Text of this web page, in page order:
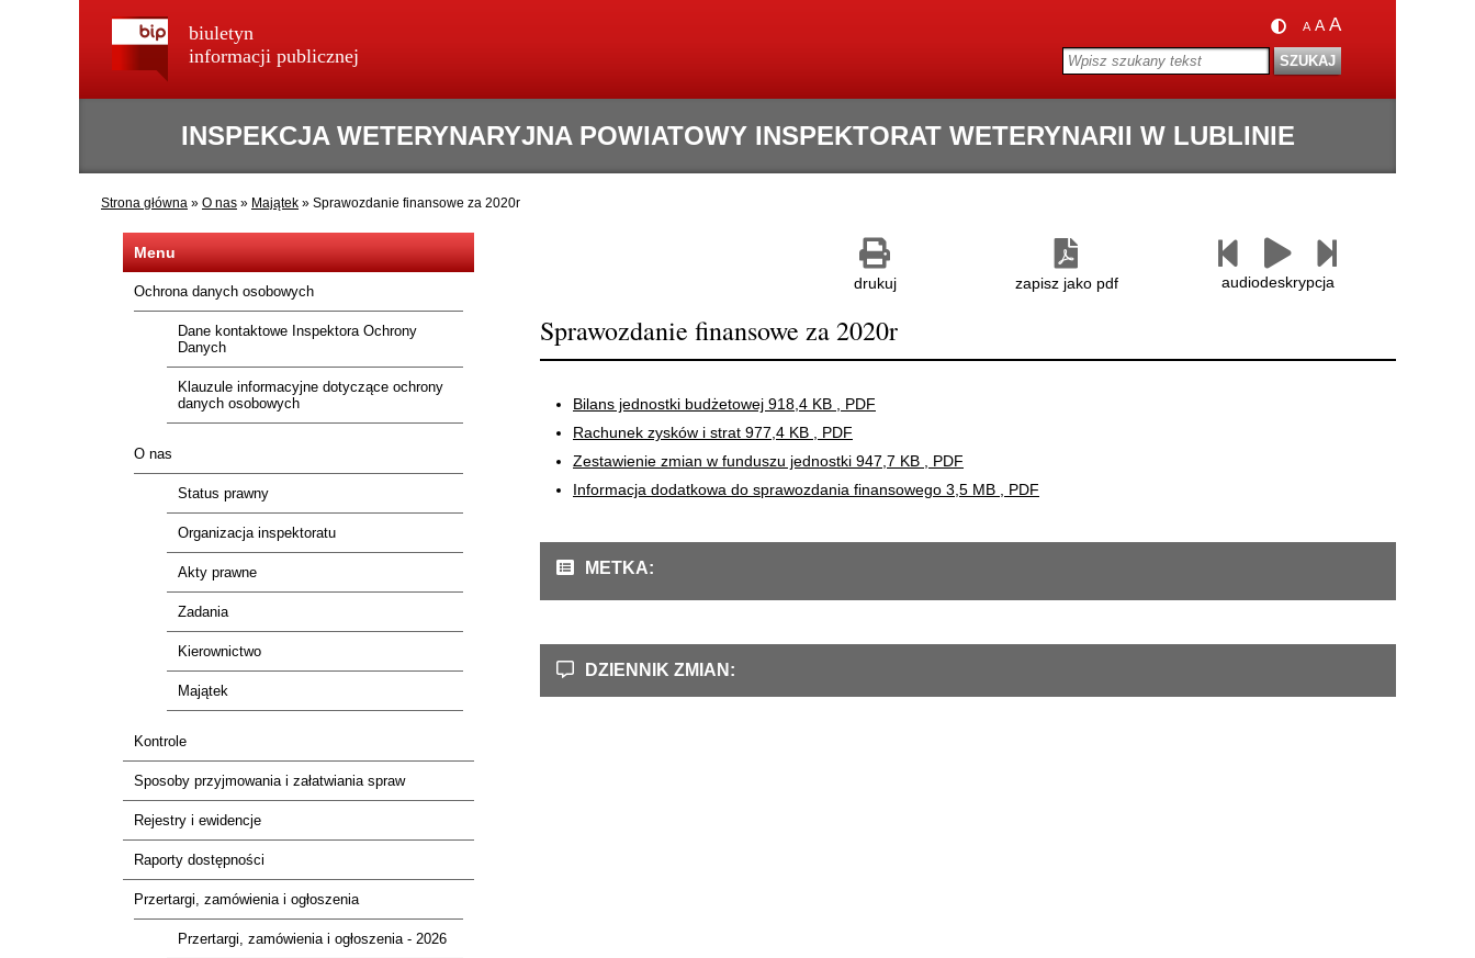
biuletyn
informacji publicznej
A A A
INSPEKCJA WETERYNARYJNA POWIATOWY INSPEKTORAT WETERYNARII W LUBLINIE
Strona główna » O nas » Majątek » Sprawozdanie finansowe za 2020r
Menu
Ochrona danych osobowych
Dane kontaktowe Inspektora Ochrony
Danych
Klauzule informacyjne dotyczące ochrony
danych osobowych
O nas
Status prawny
Organizacja inspektoratu
Akty prawne
Zadania
Kierownictwo
Majątek
Kontrole
Sposoby przyjmowania i załatwiania spraw
Rejestry i ewidencje
Raporty dostępności
Przertargi, zamówienia i ogłoszenia
Przertargi, zamówienia i ogłoszenia - 2026
Następny
paragraf
Czytaj
Poprzedni
paragraf
audiodeskrypcja
zapisz jako pdf
drukuj
Sprawozdanie finansowe za 2020r
Bilans jednostki budżetowej 918,4 KB
, PDF
Rachunek zysków i strat 977,4 KB
, PDF
Zestawienie zmian w funduszu jednostki 947,7 KB
, PDF
Informacja dodatkowa do sprawozdania finansowego 3,5 MB , PDF
METKA:
DZIENNIK ZMIAN: